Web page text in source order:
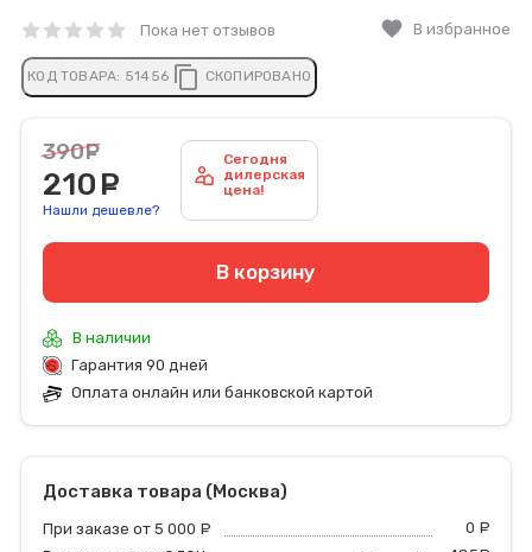
Пока нет отзывов favorite В избранное
КОД ТОВАРА: 51456 content_copy СКОПИРОВАНО
390 руб.
210 руб.
Нашли дешевле?
Сегодня
дилерская
цена!
В корзину
В наличии
Гарантия 90 дней
Оплата онлайн или банковской картой
Доставка товара (Москва)
При заказе от 5 000 0